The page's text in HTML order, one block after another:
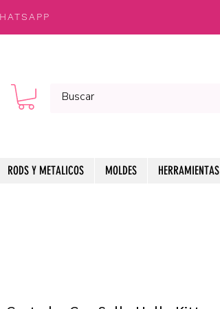
RODS Y METALICOS MOLDES HERRAMIENTAS